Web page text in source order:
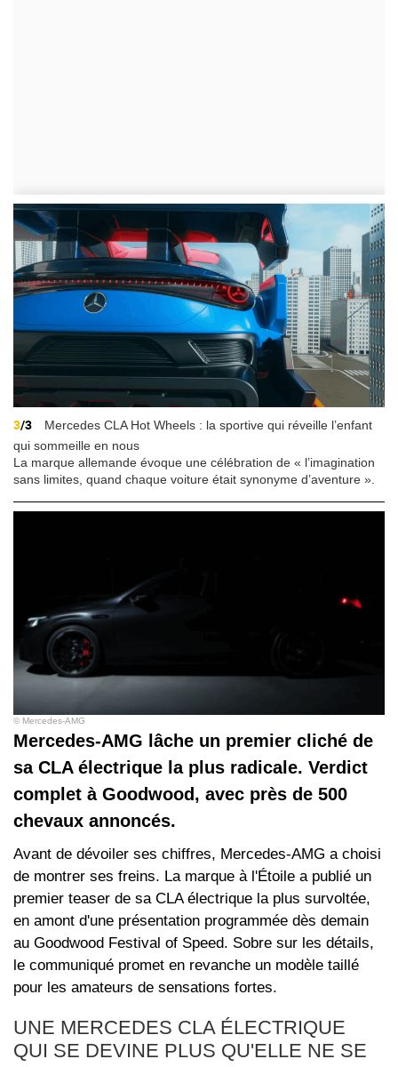
3/3
Mercedes CLA Hot Wheels : la sportive qui réveille l’enfant
qui sommeille en nous
La marque allemande évoque une célébration de « l’imagination
sans limites, quand chaque voiture était synonyme d’aventure ».
© Mercedes-AMG
Mercedes-AMG lâche un premier cliché de
sa CLA électrique la plus radicale. Verdict
complet à Goodwood, avec près de 500
chevaux annoncés.
Avant de dévoiler ses chiffres, Mercedes-AMG a choisi
de montrer ses freins. La marque à l'Étoile a publié un
premier teaser de sa CLA électrique la plus survoltée,
en amont d'une présentation programmée dès demain
au Goodwood Festival of Speed. Sobre sur les détails,
le communiqué promet en revanche un modèle taillé
pour les amateurs de sensations fortes.
UNE MERCEDES CLA ÉLECTRIQUE
QUI SE DEVINE PLUS QU'ELLE NE SE